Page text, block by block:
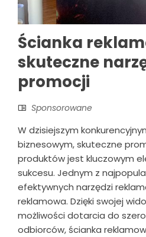
Ścianka
skuteczne
promocji
Sponsorowane
W dzisiejszym
biznesowym, skuteczne
produktów jest kluczowym
sukcesu. Jednym z
efektywnych narzędzi
reklamowa. Dzięki swojej
możliwości dotarcia do
odbiorców, ścianka